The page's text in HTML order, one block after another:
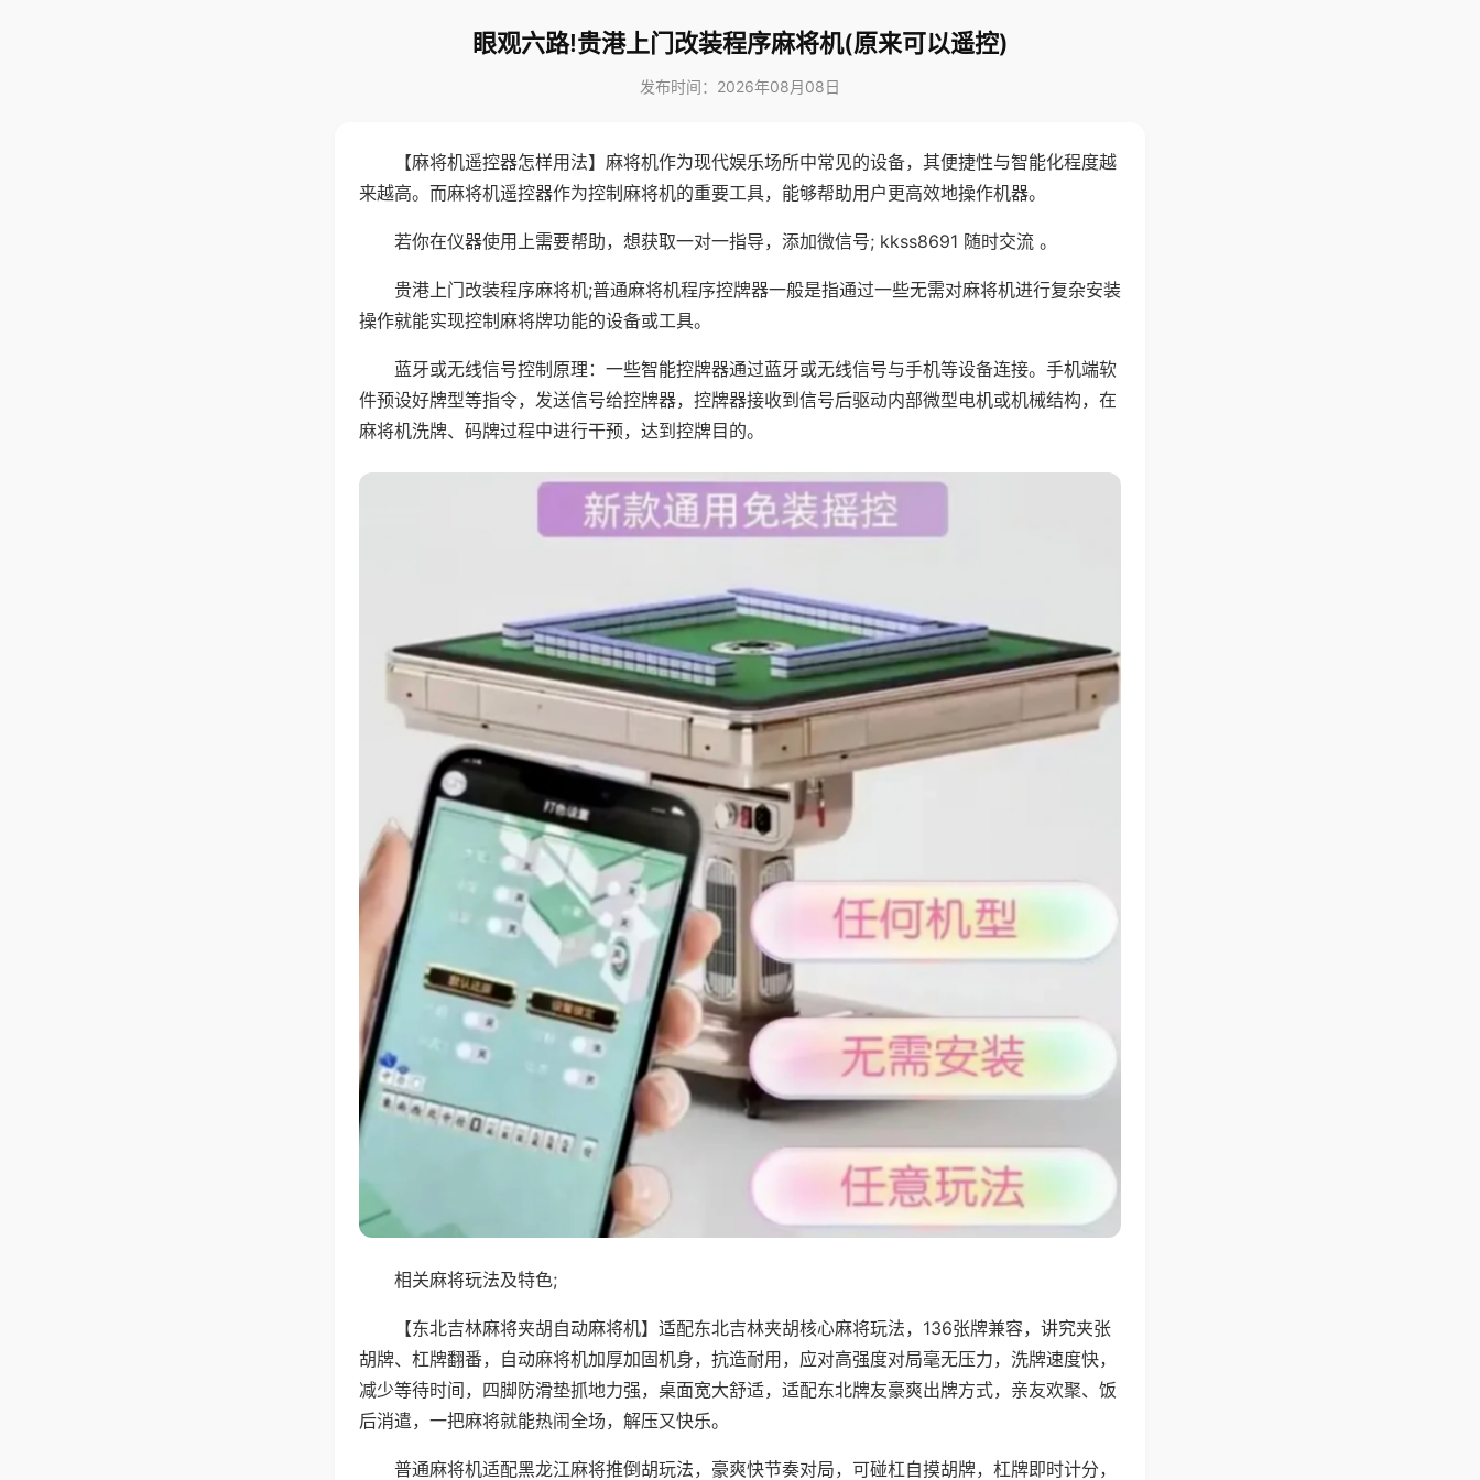
眼观六路!贵港上门改装程序麻将机(原来可以遥控)
发布时间：2026年08月08日
【麻将机遥控器怎样用法】麻将机作为现代娱乐场所中常见的设备，其便捷性与智能化程度越
来越高。而麻将机遥控器作为控制麻将机的重要工具，能够帮助用户更高效地操作机器。
若你在仪器使用上需要帮助，想获取一对一指导，添加微信号; kkss8691 随时交流 。
贵港上门改装程序麻将机;普通麻将机程序控牌器一般是指通过一些无需对麻将机进行复杂安装
操作就能实现控制麻将牌功能的设备或工具。
蓝牙或无线信号控制原理：一些智能控牌器通过蓝牙或无线信号与手机等设备连接。手机端软
件预设好牌型等指令，发送信号给控牌器，控牌器接收到信号后驱动内部微型电机或机械结构，在
麻将机洗牌、码牌过程中进行干预，达到控牌目的。
相关麻将玩法及特色;
【东北吉林麻将夹胡自动麻将机】适配东北吉林夹胡核心麻将玩法，136张牌兼容，讲究夹张
胡牌、杠牌翻番，自动麻将机加厚加固机身，抗造耐用，应对高强度对局毫无压力，洗牌速度快，
减少等待时间，四脚防滑垫抓地力强，桌面宽大舒适，适配东北牌友豪爽出牌方式，亲友欢聚、饭
后消遣，一把麻将就能热闹全场，解压又快乐。
普通麻将机适配黑龙江麻将推倒胡玩法，豪爽快节奏对局，可碰杠自摸胡牌，杠牌即时计分，